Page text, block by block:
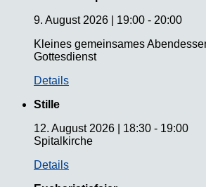
9. August 2026
19:00 - 20:00
Kleines gemeinsames
Gottesdienst
Details
Stille
12. August 2026
18:30 - 19:00
Spitalkirche
Details